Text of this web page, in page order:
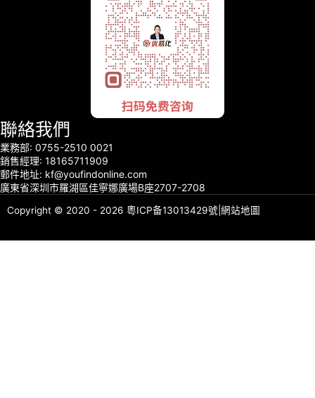
聯絡我們
業務部: 0755-2510 0021
銷售經理: 18165711909
郵件地址: kf@youfindonline.com
廣東省深圳市羅湖區佳寧娜廣場B座2707-2708
Copyright © 2020 - 2026 粵ICP备13013429號 網站地圖